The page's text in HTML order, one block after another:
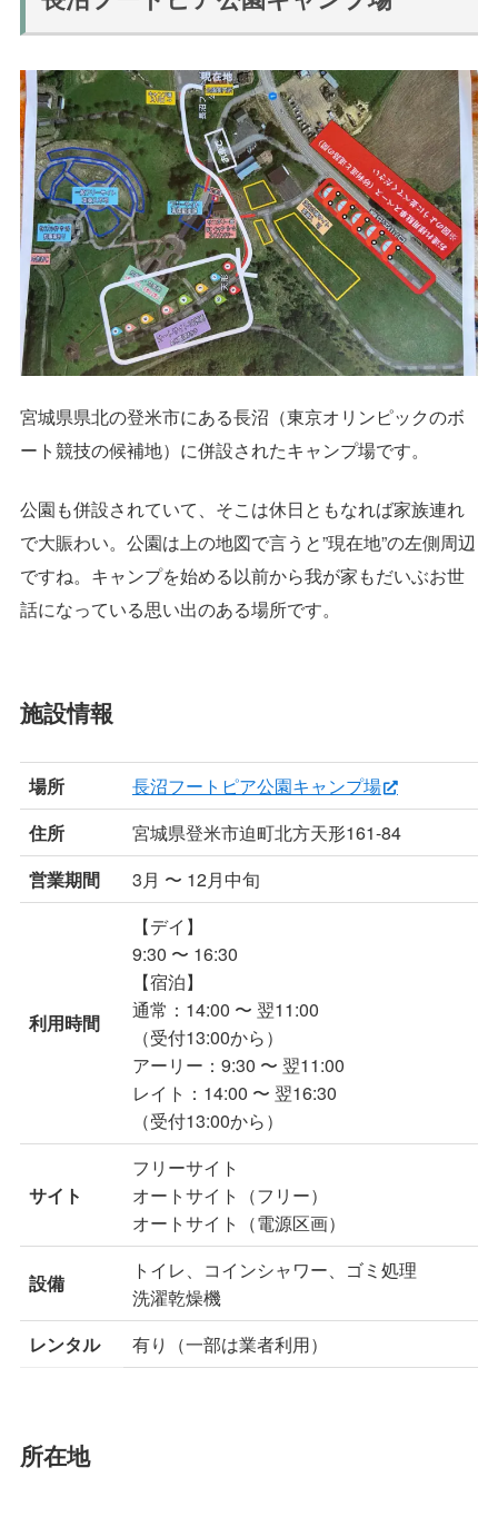
宮城県県北の登米市にある長沼（東京オリンピックのボ
ート競技の候補地）に併設されたキャンプ場です。
公園も併設されていて、そこは休日ともなれば家族連れ
で大賑わい。公園は上の地図で言うと”現在地”の左側周辺
ですね。キャンプを始める以前から我が家もだいぶお世
話になっている思い出のある場所です。
施設情報
場所
長沼フートピア公園キャンプ場
住所
宮城県登米市迫町北方天形161-84
営業期間
3月 〜 12月中旬
利用時間
【デイ】
9:30 〜 16:30
【宿泊】
通常：14:00 〜 翌11:00
（受付13:00から）
アーリー：9:30 〜 翌11:00
レイト：14:00 〜 翌16:30
（受付13:00から）
サイト
フリーサイト
オートサイト（フリー）
オートサイト（電源区画）
設備
トイレ、コインシャワー、ゴミ処理
洗濯乾燥機
レンタル
有り（一部は業者利用）
所在地